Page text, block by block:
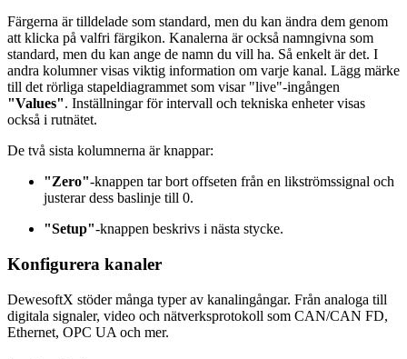
Färgerna är tilldelade som standard, men du kan ändra dem genom
att klicka på valfri färgikon. Kanalerna är också namngivna som
standard, men du kan ange de namn du vill ha. Så enkelt är det. I
andra kolumner visas viktig information om varje kanal. Lägg märke
till det rörliga stapeldiagrammet som visar "live"-ingången
"Values". Inställningar för intervall och tekniska enheter visas
också i rutnätet.
De två sista kolumnerna är knappar:
"Zero"-knappen tar bort offseten från en likströmssignal och
justerar dess baslinje till 0.
"Setup"-knappen beskrivs i nästa stycke.
Konfigurera kanaler
DewesoftX stöder många typer av kanalingångar. Från analoga till
digitala signaler, video och nätverksprotokoll som CAN/CAN FD,
Ethernet, OPC UA och mer.